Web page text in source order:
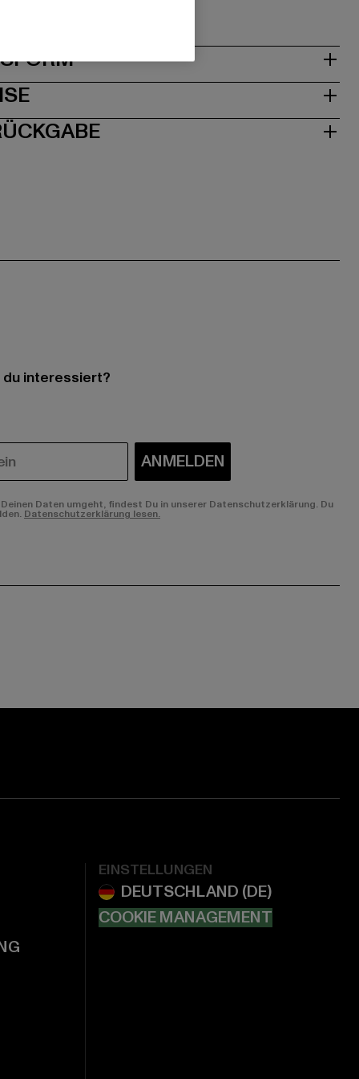
PASSFORM
interessiert?
ANMELDEN
Daten umgeht, findest Du in unserer Datenschutzerklärung. Du
Datenschutzerklärung lesen.
EINSTELLUNGEN
COOKIE MANAGEMENT